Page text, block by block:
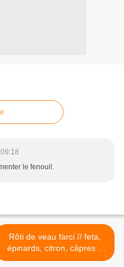
le fenouil.
Rôti de veau farci // feta,
épinards, citron, câpres //
pour un viande pleine de